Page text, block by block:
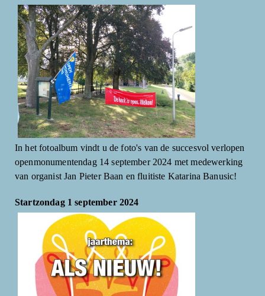
In het fotoalbum vindt u de foto's van de succesvol verlopen
openmonumentendag 14 september 2024 met medewerking
van organist Jan Pieter Baan en fluitiste Katarina Banusic!
Startzondag 1 september 2024